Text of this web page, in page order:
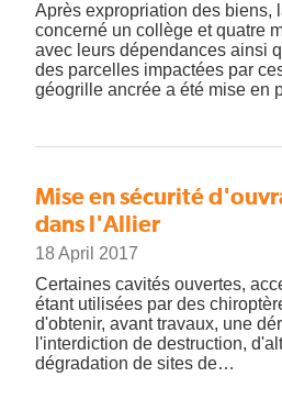
Après expropriation des biens,
concerné un collège et quatre
avec leurs dépendances ainsi
des parcelles impactées par
géogrille ancrée a été mise en
Mise en sécurité
dans l'Allier
18 April 2017
Certaines cavités ouvertes,
étant utilisées par des
d'obtenir, avant travaux, une
l'interdiction de destruction,
dégradation de sites de…